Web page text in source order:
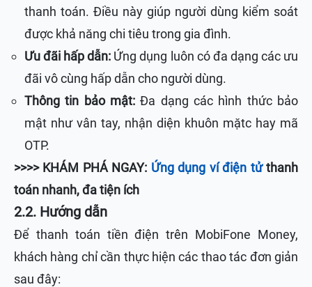
thanh toán. Điều này giúp người dùng kiểm soát
được khả năng chi tiêu trong gia đình.
Ưu đãi hấp dẫn: Ứng dụng luôn có đa dạng các ưu
đãi vô cùng hấp dẫn cho người dùng.
Thông tin bảo mật: Đa dạng các hình thức bảo
mật như vân tay, nhận diện khuôn mặtc hay mã
OTP.
>>>> KHÁM PHÁ NGAY: Ứng dụng ví điện tửthanh
toán nhanh, đa tiện ích
2.2. Hướng dẫn
Để thanh toán tiền điện trên MobiFone Money,
khách hàng chỉ cần thực hiện các thao tác đơn giản
sau đây: